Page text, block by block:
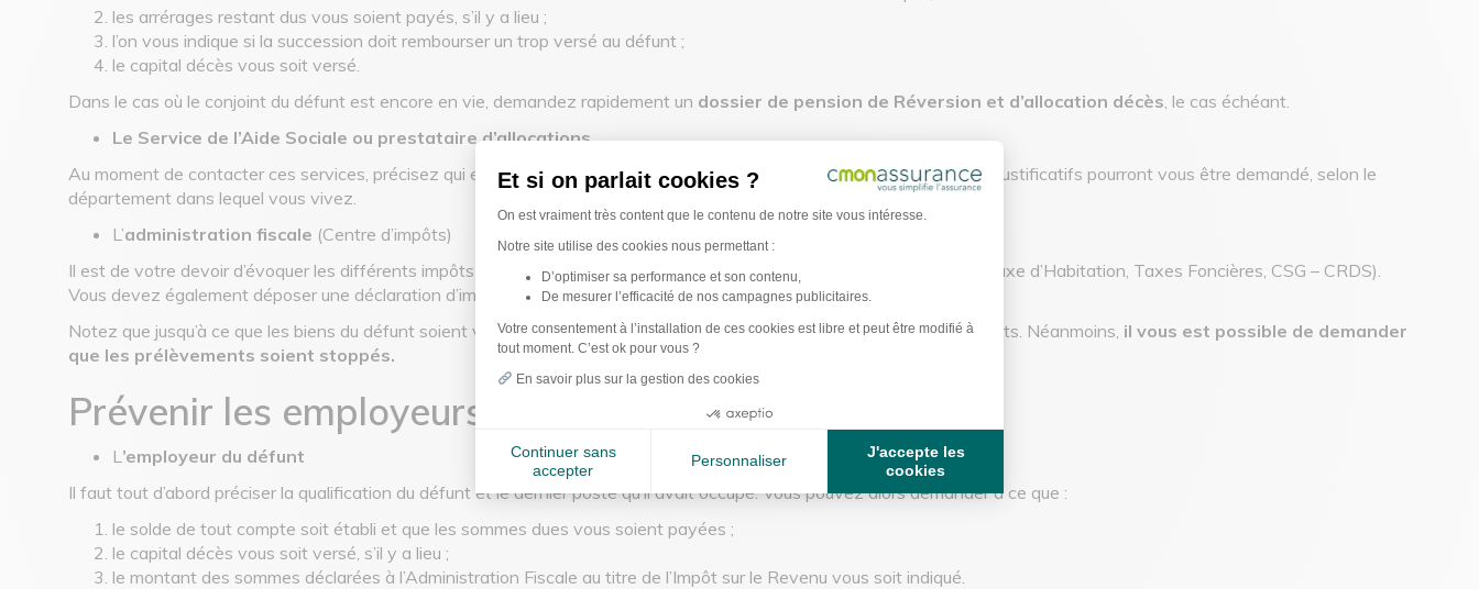
les arrérages restant dus vous soient payés, s’il y a lieu ;
l’on vous indique si la succession doit rembourser un trop versé au défunt ;
le capital décès vous soit versé.
Dans le cas où le conjoint du défunt est encore en vie, demandez rapidement un dossier de pension de Réversion et d’allocation décès , le cas échéant.
Le Service de l’Aide Sociale ou prestataire d’allocations
Au moment de contacter ces services, précisez qui est le notaire qui se charge du règlement de la succession. Certains justificatifs pourront vous être demandé, selon le
département dans lequel vous vivez.
L’administration fiscale (Centre d’impôts)
Il est de votre devoir d’évoquer les différents impôts et taxes auxquels le défunt était assujetti (Impôts sur le Revenu, Taxe d’Habitation, Taxes Foncières, CSG – CRDS).
Vous devez également déposer une déclaration d’impôts sur le revenu pour la période du 01 janvier à la date de décès.
Notez que jusqu’à ce que les biens du défunt soient vendus ou partagés, ceux-ci seront toujours redevables de ces impôts. Néanmoins, il vous est possible de demander
que les prélèvements soient stoppés.
Prévenir les employeurs, employés :
L ’employeur du défunt
Il faut tout d’abord préciser la qualification du défunt et le dernier poste qu’il avait occupé. Vous pouvez alors demander à ce que :
le solde de tout compte soit établi et que les sommes dues vous soient payées ;
le capital décès vous soit versé, s’il y a lieu ;
le montant des sommes déclarées à l’Administration Fiscale au titre de l’Impôt sur le Revenu vous soit indiqué.
Et si on parlait cookies ?
Plateforme de Gestion du Consentement : Personnalisez vos Options
On est vraiment très content que le contenu de notre site vous intéresse.
Notre site utilise des cookies nous permettant :
D’optimiser sa performance et son contenu,
De mesurer l’efficacité de nos campagnes publicitaires.
Votre consentement à l’installation de ces cookies est libre et peut être modifié à
tout moment. C’est ok pour vous ?
En savoir plus sur la gestion des cookies
Continuer sans
accepter
Personnaliser
J'accepte les
cookies